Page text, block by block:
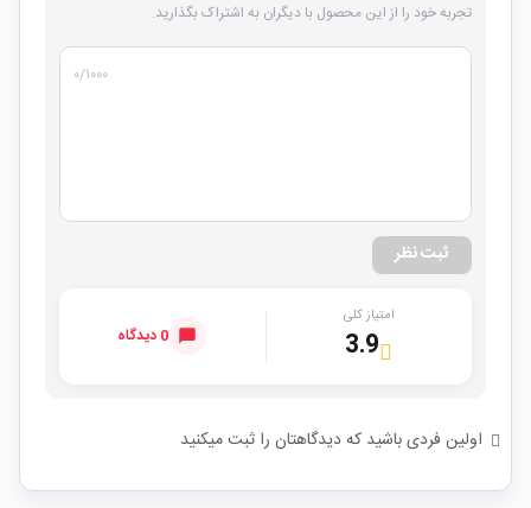
تجربه خود را از این محصول با دیگران به اشتراک بگذارید.
۰/۱۰۰۰
ثبت نظر
امتیاز کلی
3.9 0 دیدگاه
اولین فردی باشید که دیدگاهتان را ثبت میکنید